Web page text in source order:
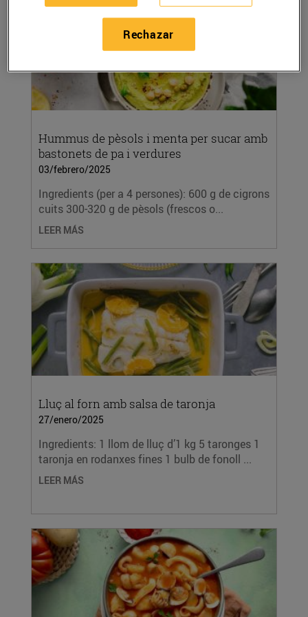
Hummus de pèsols i menta per sucar amb
bastonets de pa i verdures
03/febrero/2025
Ingredients (per a 4 persones): 600 g de cigrons
cuits 300-320 g de pèsols (frescos o...
LEER MÁS
Lluç al forn amb salsa de taronja
27/enero/2025
Ingredients: 1 llom de lluç d’1 kg 5 taronges 1
taronja en rodanxes fines 1 bulb de fonoll ...
LEER MÁS
Rechazar